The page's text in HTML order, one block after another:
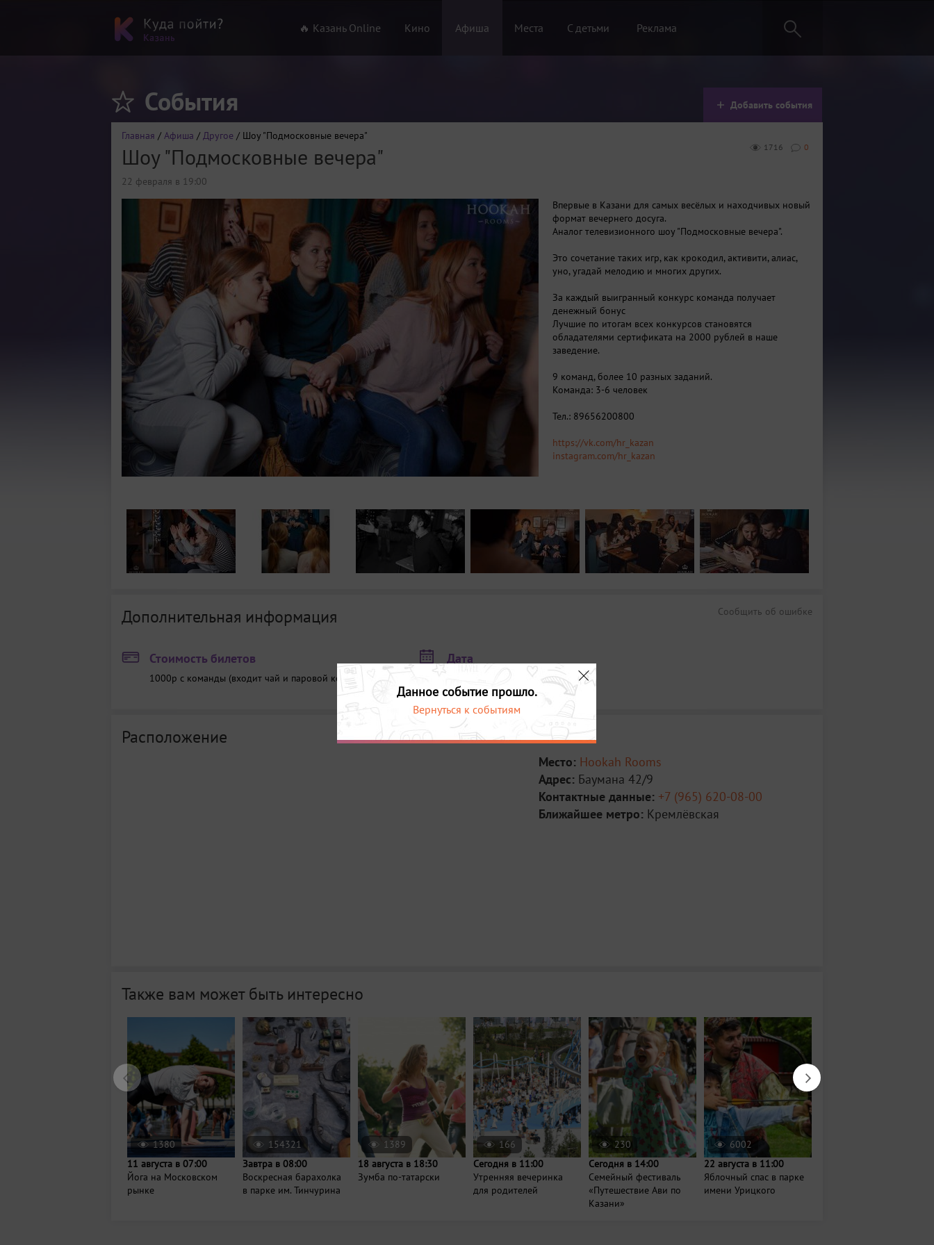
🔥 Казань Online Кино Афиша Места С детьми Реклама
События Добавить события
Главная / Афиша / Другое / Шоу "Подмосковные вечера"
0
1716
Шоу "Подмосковные вечера"
22 февраля в 19:00
Впервые в Казани для самых весёлых и находчивых новый
формат вечернего досуга.
Аналог телевизионного шоу "Подмосковные вечера".
Это сочетание таких игр, как крокодил, активити, алиас,
уно, угадай мелодию и многих других.
За каждый выигранный конкурс команда получает
денежный бонус
Лучшие по итогам всех конкурсов становятся
обладателями сертификата на 2000 рублей в наше
заведение.
9 команд, более 10 разных заданий.
Команда: 3-6 человек
Тел.: 89656200800
https://vk.com/hr_kazan
instagram.com/hr_kazan
Сообщить об ошибке
Дополнительная информация
Стоимость билетов
1000р с команды (входит чай и паровой коктейль)
Дата
22 февраля в 19:00
Расположение
Место: Hookah Rooms
Адрес: Баумана 42/9
Контактные данные: +7 (965) 620-08-00
Ближайшее метро: Кремлёвская
Также вам может быть интересно
1380
11 августа в 07:00
Йога на Московском
рынке
154321
Завтра в 08:00
Воскресная барахолка
в парке им. Тинчурина
1389
18 августа в 18:30
Зумба по-татарски
166
Сегодня в 11:00
Утренняя вечеринка
для родителей
230
Сегодня в 14:00
Семейный фестиваль
«Путешествие Ави по
Казани»
6002
22 августа в 11:00
Яблочный спас в парке
имени Урицкого
Данное событие прошло.
Вернуться к событиям